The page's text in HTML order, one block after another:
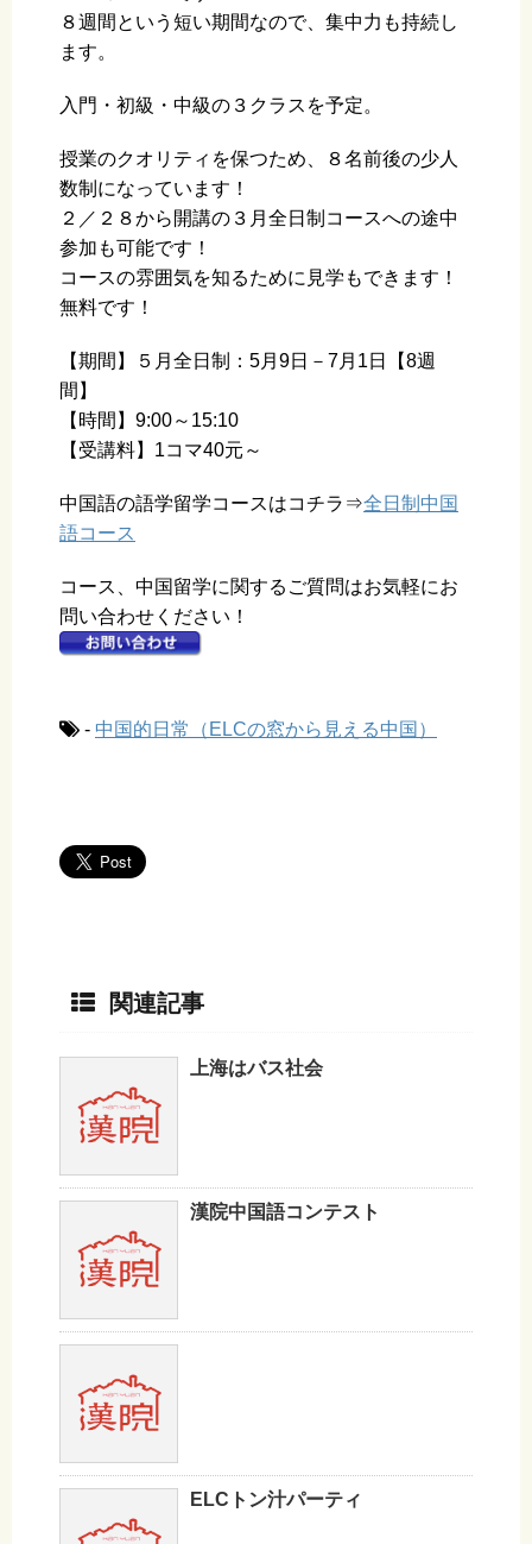
８週間という短い期間なので、集中力も持続し
ます。
入門・初級・中級の３クラスを予定。
授業のクオリティを保つため、８名前後の少人
数制になっています！
２／２８から開講の３月全日制コースへの途中
参加も可能です！
コースの雰囲気を知るために見学もできます！
無料です！
【期間】５月全日制：5月9日－7月1日【8週
間】
【時間】9:00～15:10
【受講料】1コマ40元～
中国語の語学留学コースはコチラ⇒全日制中国
語コース
コース、中国留学に関するご質問はお気軽にお
問い合わせください！
- 中国的日常（ELCの窓から見える中国）
関連記事
上海はバス社会
漢院中国語コンテスト
ELCトン汁パーティ